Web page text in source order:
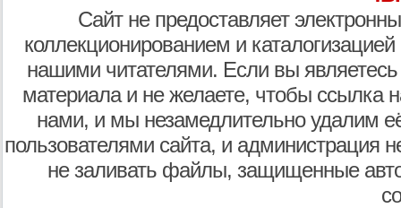
Сайт не предоставляет
коллекционированием и
нашими читателями. Если вы являетесь
материала и не желаете, чтобы ссылка
нами, и мы незамедлительно удалим
пользователями сайта, и администрация
не заливать файлы, защищенные